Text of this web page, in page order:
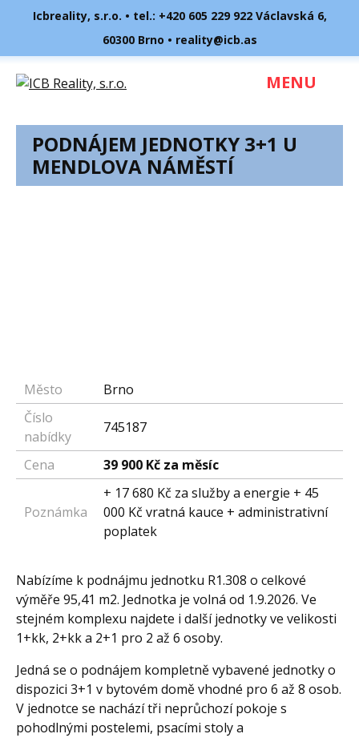
Icbreality, s.r.o. • tel.: +420 605 229 922 Václavská 6,
60300 Brno • reality@icb.as
MENU
PODNÁJEM JEDNOTKY 3+1 U
MENDLOVA NÁMĚSTÍ
Město
Brno
Číslo
nabídky
745187
Cena 39 900 Kč za měsíc
Poznámka
+ 17 680 Kč za služby a energie + 45
000 Kč vratná kauce + administrativní
poplatek
Nabízíme k podnájmu jednotku R1.308 o celkové
výměře 95,41 m2. Jednotka je volná od 1.9.2026. Ve
stejném komplexu najdete i další jednotky ve velikosti
1+kk, 2+kk a 2+1 pro 2 až 6 osoby.
Jedná se o podnájem kompletně vybavené jednotky o
dispozici 3+1 v bytovém domě vhodné pro 6 až 8 osob.
V jednotce se nachází tři neprůchozí pokoje s
pohodlnými postelemi, psacími stoly a